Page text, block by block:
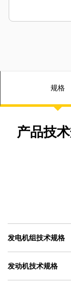
规格
产品技
发电机组技术规格
发动机技术规格